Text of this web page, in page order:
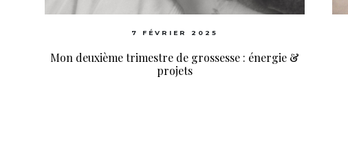
7 FÉVRIER 2025
Mon deuxième trimestre de grossesse : énergie &
projets